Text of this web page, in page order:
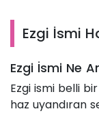
Ezgi İsmi
Ezgi İsmi Ne
Ezgi ismi belli
haz uyandıran